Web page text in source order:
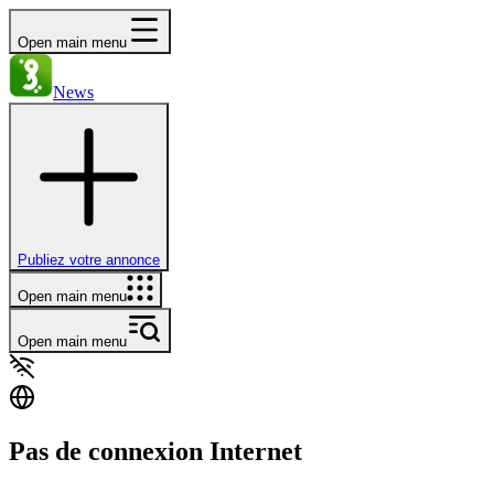
Open main menu
News
Publiez votre annonce
Open main menu
Open main menu
Pas de connexion Internet